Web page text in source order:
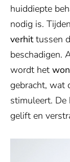
huiddiepte
nodig is.
verhittussen
beschadigen.
wordt het
gebracht, wat
stimuleert.
gelift en